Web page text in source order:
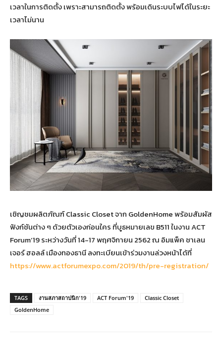
เวลาในการติดตั้ง เพราะสามารถติดตั้ง พร้อมเดินระบบไฟได้ในระยะ
เวลาไม่นาน
เชิญชมผลิตภัณฑ์ Classic Closet จาก GoldenHome พร้อมสัมผัส
ฟังก์ชันต่าง ๆ ด้วยตัวเองก่อนใคร ที่บูธหมายเลข B511 ในงาน ACT
Forum’19 ระหว่างวันที่ 14-17 พฤศจิกายน 2562 ณ อิมแพ็ค ชาเลน
เจอร์ ฮอลล์ เมืองทองธานี ลงทะเบียนเข้าร่วมงานล่วงหน้าได้ที่
https://www.actforumexpo.com/2019/th/pre-registration/
TAGS งานสภาสถาปนิก'19 ACT Forum'19
Classic Closet
GoldenHome